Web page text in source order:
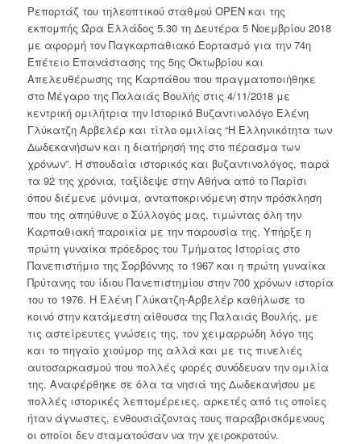
Ρεπορτάζ του τηλεοπτικού σταθμού OPEN και της
εκπομπής Ώρα Ελλάδος 5.30 τη Δευτέρα 5 Νοεμβρίου 2018
με αφορμή τον Παγκαρπαθιακό Εορτασμό για την 74η
Επέτειο Επανάστασης της 5ης Οκτωβρίου και
Απελευθέρωσης της Καρπάθου που πραγματοποιήθηκε
στο Μέγαρο της Παλαιάς Βουλής στις 4/11/2018 με
κεντρική ομιλήτρια την Ιστορικό Βυζαντινολόγο Ελένη
Γλύκατζη Αρβελέρ και τίτλο ομιλίας “Η Ελληνικότητα των
Δωδεκανήσων και η διατήρησή της στο πέρασμα των
χρόνων”. Η σπουδαία ιστορικός και βυζαντινολόγος, παρά
τα 92 της χρόνια, ταξίδεψε στην Αθήνα από το Παρίσι
όπου διέμενε μόνιμα, ανταποκρινόμενη στην πρόσκληση
που της απηύθυνε ο Σύλλογός μας, τιμώντας όλη την
Καρπαθιακή παροικία με την παρουσία της. Υπήρξε η
πρώτη γυναίκα πρόεδρος του Τμήματος Ιστορίας στο
Πανεπιστήμιο της Σορβόννης το 1967 και η πρώτη γυναίκα
Πρύτανης του ίδιου Πανεπιστημίου στην 700 χρόνων ιστορία
του το 1976. Η Ελένη Γλύκατζη-Αρβελέρ καθήλωσε το
κοινό στην κατάμεστη αίθουσα της Παλαιάς Βουλής, με
τις αστείρευτες γνώσεις της, τον χειμαρρώδη λόγο της
και το πηγαίο χιούμορ της αλλά και με τις πινελιές
αυτοσαρκασμού που πολλές φορές συνόδευαν την ομιλία
της. Αναφέρθηκε σε όλα τα νησιά της Δωδεκανήσου με
πολλές ιστορικές λεπτομέρειες, αρκετές από τις οποίες
ήταν άγνωστες, ενθουσιάζοντας τους παραβρισκόμενους
οι οποίοι δεν σταματούσαν να την χειροκροτούν.